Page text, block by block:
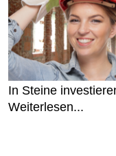
In Steine
Weiterlesen...